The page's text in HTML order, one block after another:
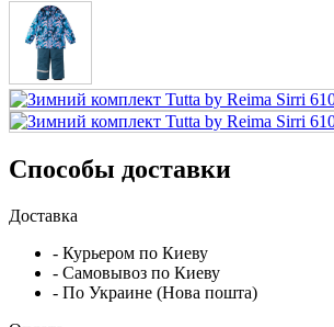
Способы доставки
Доставка
- Курьером по Киеву
- Самовывоз по Киеву
- По Украине (Нова пошта)